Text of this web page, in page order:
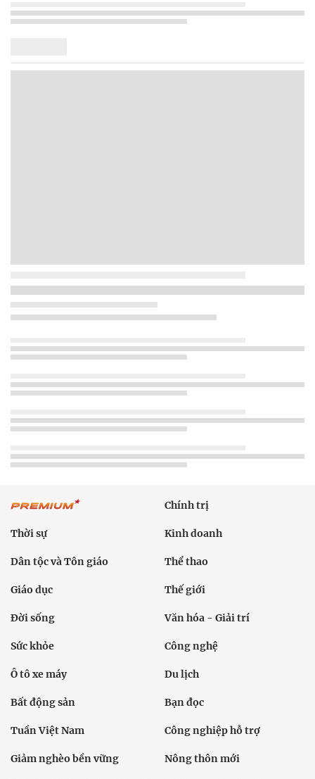
Chính trị
Thời sự Kinh doanh
Dân tộc và Tôn giáo Thể thao
Giáo dục Thế giới
Đời sống Văn hóa - Giải trí
Sức khỏe Công nghệ
Ô tô xe máy Du lịch
Bất động sản Bạn đọc
Tuần Việt Nam Công nghiệp hỗ trợ
Giảm nghèo bền vững Nông thôn mới